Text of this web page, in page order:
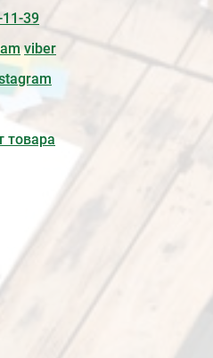
39
viber
товара